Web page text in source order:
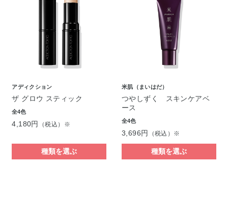
アディクション
ザ グロウ スティック
全4色
4,180円 （税込）※
種類を選ぶ
米肌（まいはだ）
つやしずく スキンケアベ
ース
全4色
3,696円 （税込）※
種類を選ぶ